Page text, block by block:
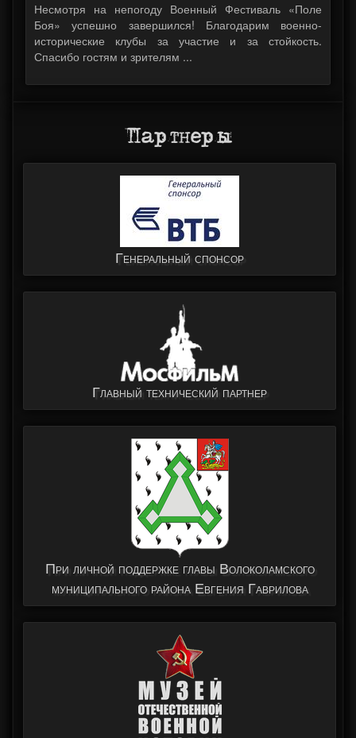
Несмотря на непогоду Военный Фестиваль «Поле
Боя» успешно завершился! Благодарим военно-
исторические клубы за участие и за стойкость.
Спасибо гостям и зрителям ...
Партнеры
Генеральный спонсор
Главный технический партнер
При личной поддержке главы Волоколамского
муниципального района Евгения Гаврилова